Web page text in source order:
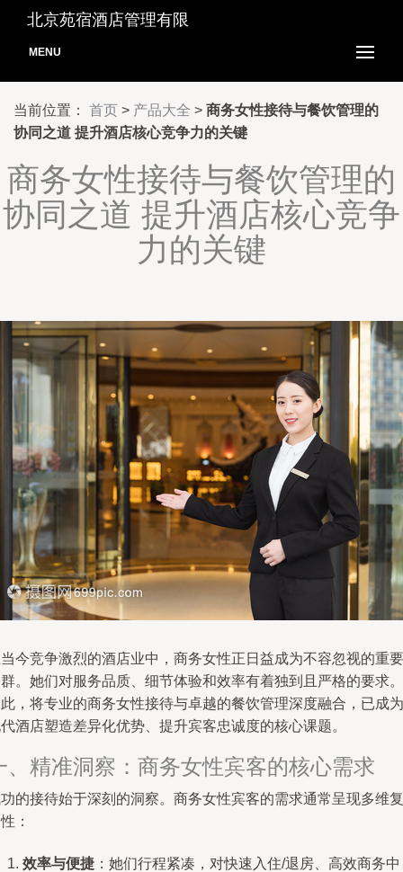
北京苑宿酒店管理有限
MENU
当前位置： 首页 > 产品大全 > 商务女性接待与餐饮管理的
协同之道 提升酒店核心竞争力的关键
商务女性接待与餐饮管理的
协同之道 提升酒店核心竞争
力的关键
今竞争激烈的酒店业中，商务女性正日益成为不容忽视的重要
。她们对服务品质、细节体验和效率有着独到且严格的要求。
，将专业的商务女性接待与卓越的餐饮管理深度融合，已成为
酒店塑造差异化优势、提升宾客忠诚度的核心课题。
、精准洞察：商务女性宾客的核心需求
的接待始于深刻的洞察。商务女性宾客的需求通常呈现多维复
：
效率与便捷 ：她们行程紧凑，对快速入住/退房、高效商务中